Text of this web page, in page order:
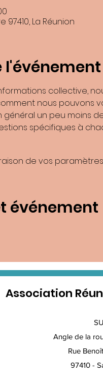
collectées seront
Les données
Consultez le sitecnil.fr
question sur le traitement de
Benoite Boulard et de la ZI N°2
que vos droits «
97410, La Réunion
l'événement
collective,
nous pouvons
général un peu moins
spécifiques à
de vos
événement
Association
Angle de la
Rue
97410 -